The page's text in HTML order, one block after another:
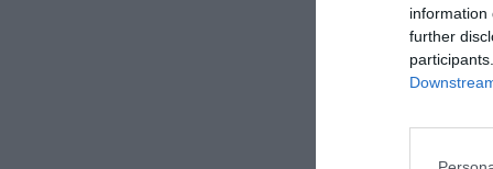
information
further